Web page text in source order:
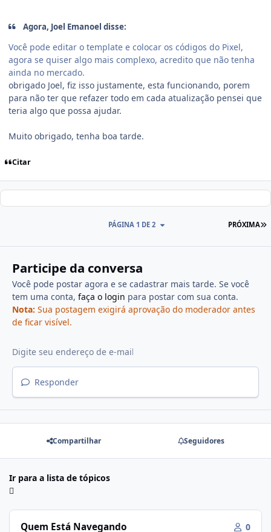
Agora, Joel Emanoel disse:
Você pode editar o template e colocar os códigos do Pixel,
agora se quiser algo mais complexo, acredito que não tenha
ainda no mercado.
obrigado Joel, fiz isso justamente, esta funcionando, porem
para não ter que refazer todo em cada atualização pensei que
teria algo que possa ajudar.
Muito obrigado, tenha boa tarde.
Citar
PRÓXIMA
PÁGINA 1 DE 2
Participe da conversa
Você pode postar agora e se cadastrar mais tarde. Se você
tem uma conta, faça o login para postar com sua conta.
Nota: Sua postagem exigirá aprovação do moderador antes
de ficar visível.
Responder
Compartilhar Seguidores
Ir para a lista de tópicos
Quem Está Navegando 0